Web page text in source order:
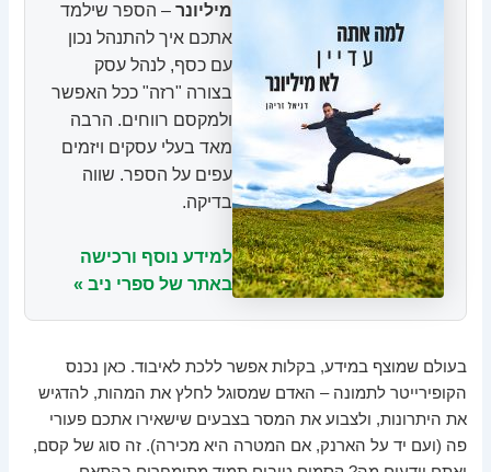
מיליונר – הספר שילמד
אתכם איך להתנהל נכון
עם כסף, לנהל עסק
בצורה "רזה" ככל האפשר
ולמקסם רווחים. הרבה
מאד בעלי עסקים ויזמים
עפים על הספר. שווה
בדיקה.
למידע נוסף ורכישה
באתר של ספרי ניב »
בעולם שמוצף במידע, בקלות אפשר ללכת לאיבוד. כאן נכנס
הקופירייטר לתמונה – האדם שמסוגל לחלץ את המהות, להדגיש
את היתרונות, ולצבוע את המסר בצבעים שישאירו אתכם פעורי
פה (ועם יד על הארנק, אם המטרה היא מכירה). זה סוג של קסם,